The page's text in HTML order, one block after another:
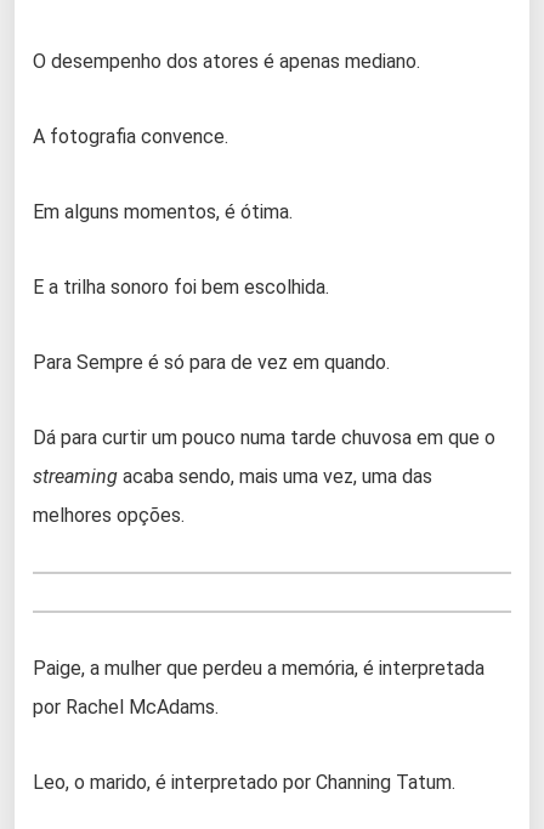
O desempenho dos atores é apenas mediano.
A fotografia convence.
Em alguns momentos, é ótima.
E a trilha sonoro foi bem escolhida.
Para Sempre é só para de vez em quando.
Dá para curtir um pouco numa tarde chuvosa em que o
streaming acaba sendo, mais uma vez, uma das
melhores opções.
Paige, a mulher que perdeu a memória, é interpretada
por Rachel McAdams.
Leo, o marido, é interpretado por Channing Tatum.